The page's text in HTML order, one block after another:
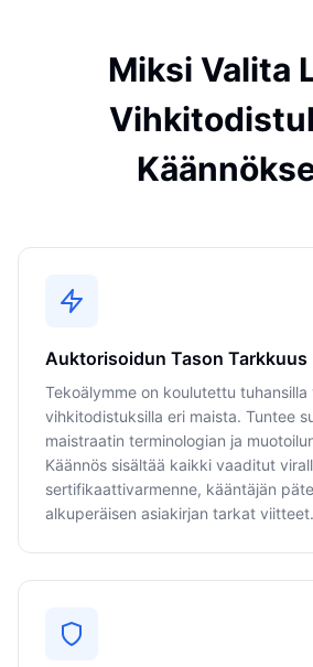
Miksi Valita
Auktorisoidun Tason Tarkkuus
Tekoälymme on koulutettu tuhansilla
vihkitodistuksilla eri maista. Tuntee
maistraatin terminologian ja
Käännös sisältää kaikki vaaditut
sertifikaattivarmenne, kääntäjän
alkuperäisen asiakirjan tarkat viitteet.